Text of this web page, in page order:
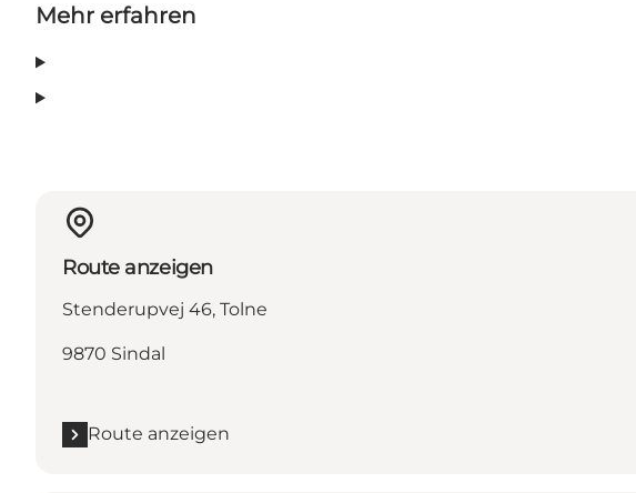
Mehr erfahren
Route anzeigen
Stenderupvej 46, Tolne
9870 Sindal
Route anzeigen